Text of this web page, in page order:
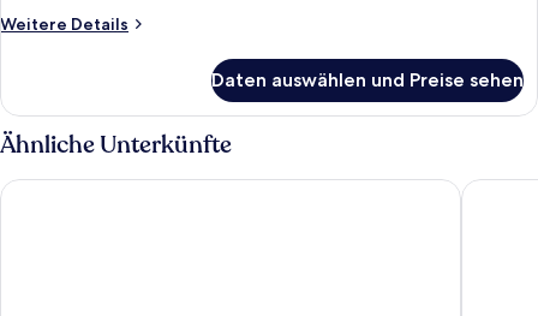
Weitere Details
Weitere
(2
Connecting
Rooms)
Daten auswählen und Preise sehen
Ähnliche Unterkünfte
City Hotel Dresden Radebeul Premier